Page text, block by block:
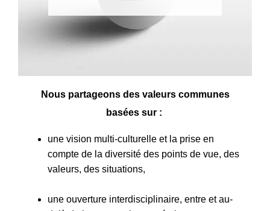
Nous partageons des valeurs communes
basées sur :
une vision multi-culturelle et la prise en
compte de la diversité des points de vue, des
valeurs, des situations,
une ouverture interdisciplinaire, entre et au-